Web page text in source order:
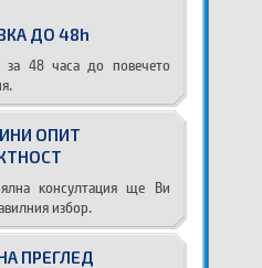
ДО 48h
за 48 часа до повечето
ОПИТ
консултация ще Ви
избор.
ПРЕГЛЕД